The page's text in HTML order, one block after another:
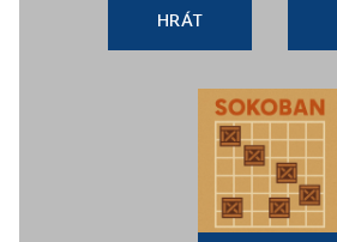
HRÁT